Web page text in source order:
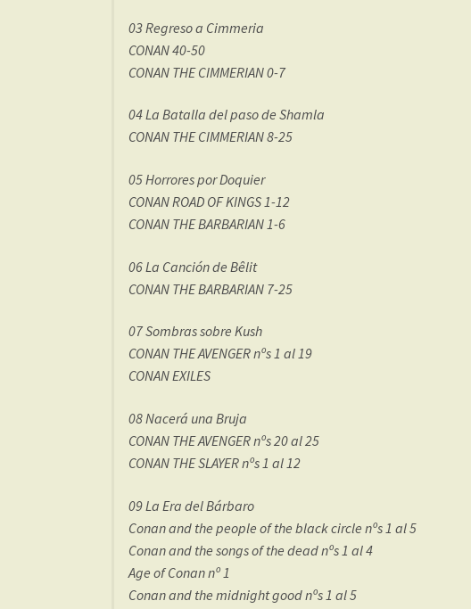
03 Regreso a Cimmeria
CONAN 40-50
CONAN THE CIMMERIAN 0-7
04 La Batalla del paso de Shamla
CONAN THE CIMMERIAN 8-25
05 Horrores por Doquier
CONAN ROAD OF KINGS 1-12
CONAN THE BARBARIAN 1-6
06 La Canción de Bêlit
CONAN THE BARBARIAN 7-25
07 Sombras sobre Kush
CONAN THE AVENGER nºs 1 al 19
CONAN EXILES
08 Nacerá una Bruja
CONAN THE AVENGER nºs 20 al 25
CONAN THE SLAYER nºs 1 al 12
09 La Era del Bárbaro
Conan and the people of the black circle nºs 1 al 5
Conan and the songs of the dead nºs 1 al 4
Age of Conan nº 1
Conan and the midnight good nºs 1 al 5